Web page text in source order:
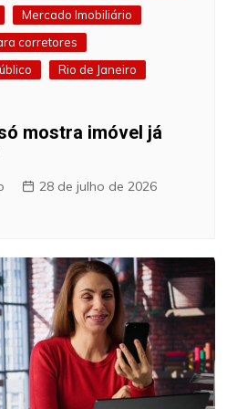
Mercado Imobiliário
corretores
Rio de Janeiro
mostra imóvel já
28 de julho de 2026